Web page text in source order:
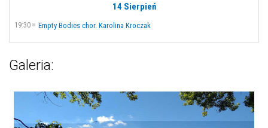
14 Sierpień
19:30 Empty Bodies chor. Karolina Kroczak
Galeria: